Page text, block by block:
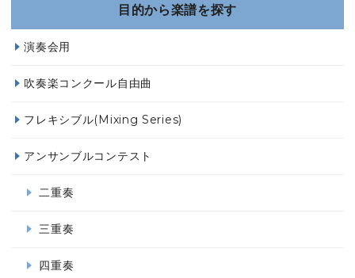
目的から楽譜を探す
演奏会用
吹奏楽コンクール自由曲
フレキシブル(Mixing Series)
アンサンブルコンテスト
二重奏
三重奏
四重奏